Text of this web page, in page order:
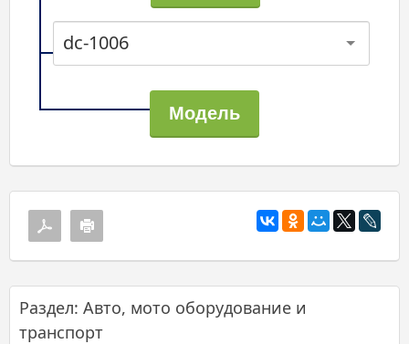
dc-1006
Раздел: Авто, мото оборудование и
транспорт